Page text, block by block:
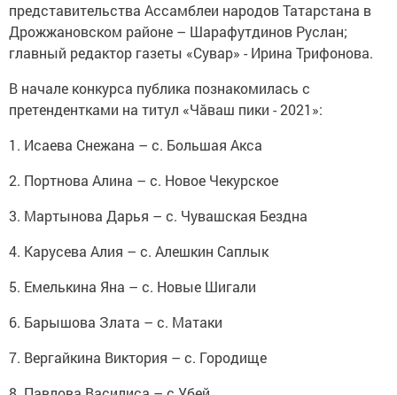
представительства Ассамблеи народов Татарстана в
Дрожжановском районе – Шарафутдинов Руслан;
главный редактор газеты «Сувар» - Ирина Трифонова.
В начале конкурса публика познакомилась с
претендентками на титул «Чăваш пики - 2021»:
1. Исаева Снежана – с. Большая Акса
2. Портнова Алина – с. Новое Чекурское
3. Мартынова Дарья – с. Чувашская Бездна
4. Карусева Алия – с. Алешкин Саплык
5. Емелькина Яна – с. Новые Шигали
6. Барышова Злата – с. Матаки
7. Вергайкина Виктория – с. Городище